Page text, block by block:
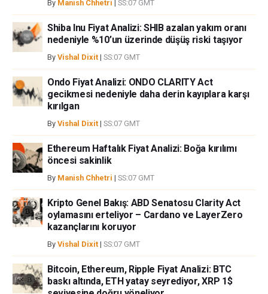
By Manish Chhetri SS:07 GMT
Shiba Inu Fiyat Analizi: SHIB azalan yakım oranı
nedeniyle %10’un üzerinde düşüş riski taşıyor
By Vishal Dixit | SS:07 GMT
Ondo Fiyat Analizi: ONDO CLARITY Act
gecikmesi nedeniyle daha derin kayıplara karşı
kırılgan
By Vishal Dixit | SS:07 GMT
Ethereum Haftalık Fiyat Analizi: Boğa kırılımı
öncesi sakinlik
By Manish Chhetri | SS:07 GMT
Kripto Genel Bakış: ABD Senatosu Clarity Act
oylamasını erteliyor – Cardano ve LayerZero
kazançlarını koruyor
By Vishal Dixit | SS:07 GMT
Bitcoin, Ethereum, Ripple Fiyat Analizi: BTC
baskı altında, ETH yatay seyrediyor, XRP 1$